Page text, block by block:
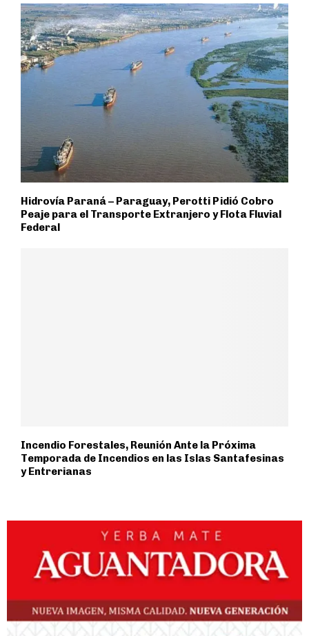
Hidrovía Paraná – Paraguay, Perotti Pidió Cobro
Peaje para el Transporte Extranjero y Flota Fluvial
Federal
Incendio Forestales, Reunión Ante la Próxima
Temporada de Incendios en las Islas Santafesinas
y Entrerianas